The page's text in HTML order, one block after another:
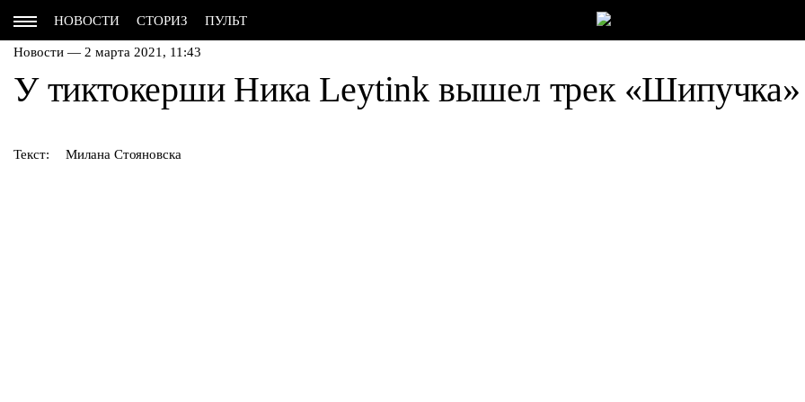
НОВОСТИ СТОРИЗ ПУЛЬТ
Новости — 2 марта 2021, 11:43
У тиктокерши Ника Leytink вышел трек «Шипучка»
Текст: Милана Стояновска